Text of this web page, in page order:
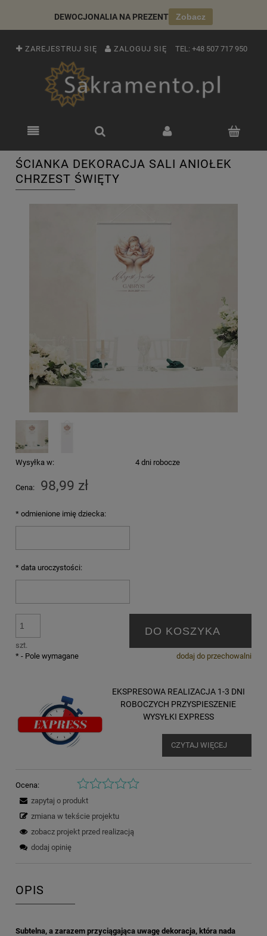
DEWOCJONALIA NA PREZENT Zobacz
ZAREJESTRUJ SIĘ ZALOGUJ SIĘ TEL: +48 507 717 950
ŚCIANKA DEKORACJA SALI ANIOŁEK
CHRZEST ŚWIĘTY
Wysyłka w: 4 dni robocze
Cena: 98,99 zł
* odmienione imię dziecka:
* data uroczystości:
szt.
DO KOSZYKA
dodaj do przechowalni
* - Pole wymagane
EKSPRESOWA REALIZACJA 1-3 DNI
ROBOCZYCH PRZYSPIESZENIE
WYSYŁKI EXPRESS
CZYTAJ WIĘCEJ
Ocena:
zapytaj o produkt
zmiana w tekście projektu
zobacz projekt przed realizacją
dodaj opinię
OPIS
Subtelna, a zarazem przyciągająca uwagę dekoracja, która nada